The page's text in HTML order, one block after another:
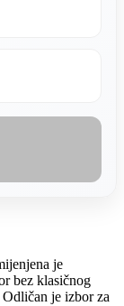
je
bez klasičnog
je izbor za